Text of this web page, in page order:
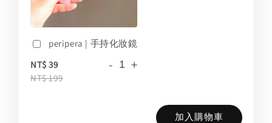
peripera | 手持化妝鏡
NT$ 39
NT$ 199
- +
加入購物車